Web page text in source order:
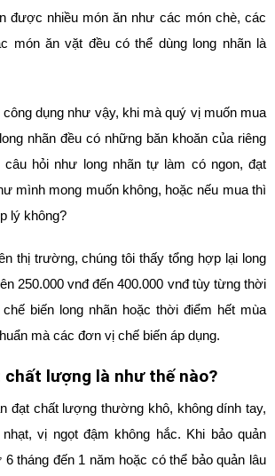
được nhiều món ăn như các món chè, các
món ăn vặt đều có thể dùng long nhãn là
công dụng như vậy, khi mà quý vị muốn mua
nhãn đều có những băn khoăn của riêng
hỏi như long nhãn tự làm có ngon, đạt
mình mong muốn không, hoặc nếu mua thì
lý không?
thị trường, chúng tôi thấy tổng hợp lại long
250.000 vnđ đến 400.000 vnđ tùy từng thời
biến long nhãn hoặc thời điểm hết mùa
mà các đơn vị chế biến áp dụng.
chất lượng là như thế nào?
đạt chất lượng thường khô, không dính tay,
vị ngọt đậm không hắc. Khi bảo quản
tháng đến 1 năm hoặc có thể bảo quản lâu